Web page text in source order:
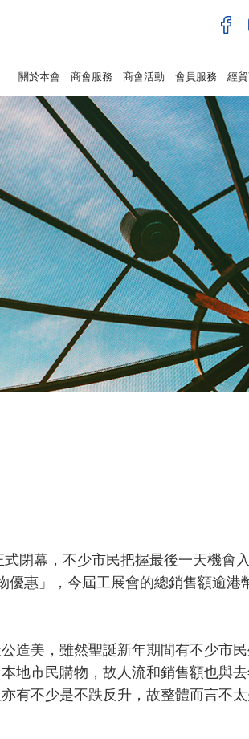
關於本會 商會服務 商會活動 會員服務 經
閉幕，不少市民把握最後一天機會
惠」，今屆工展會的總銷售額逾港
造美，雖然聖誕新年期間有不少市
地市民購物，故人流和銷售額也與
有不少是不跌反升，故整體而言不